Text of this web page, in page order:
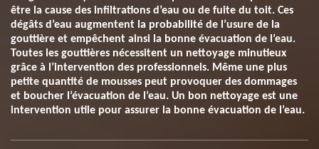
être la cause des infiltrations d’eau ou de fuite du toit. Ces
dégâts d’eau augmentent la probabilité de l’usure de la
gouttière et empêchent ainsi la bonne évacuation de l’eau.
Toutes les gouttières nécessitent un nettoyage minutieux
grâce à l’intervention des professionnels. Même une plus
petite quantité de mousses peut provoquer des dommages
et boucher l’évacuation de l’eau. Un bon nettoyage est une
intervention utile pour assurer la bonne évacuation de l’eau.